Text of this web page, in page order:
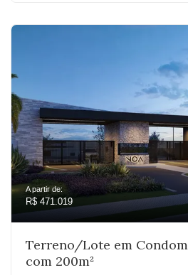
A partir de:
R$ 471.019
Terreno/Lote em
com 200m²